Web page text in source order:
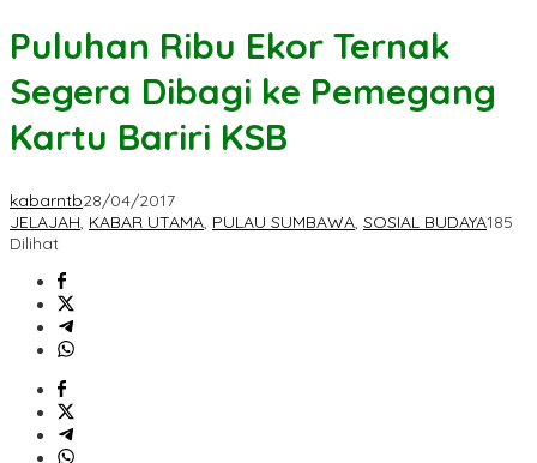
Puluhan Ribu Ekor Ternak
Segera Dibagi ke Pemegang
Kartu Bariri KSB
kabarntb28/04/2017
JELAJAH, KABAR UTAMA, PULAU SUMBAWA, SOSIAL BUDAYA185
Dilihat